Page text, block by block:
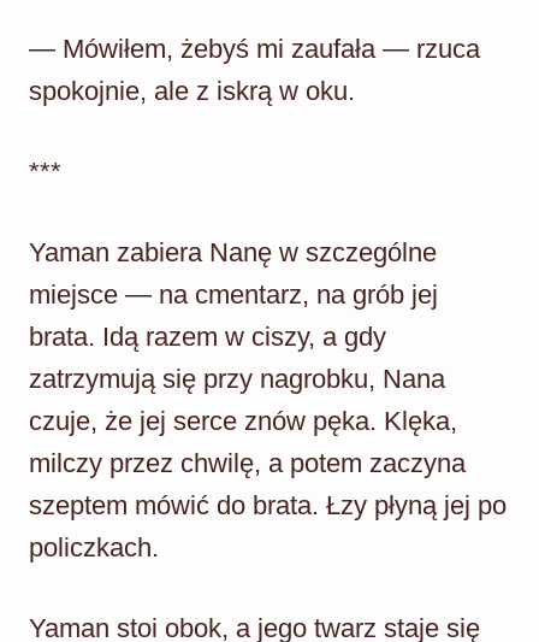
— Mówiłem, żebyś mi zaufała — rzuca
spokojnie, ale z iskrą w oku.
***
Yaman zabiera Nanę w szczególne
miejsce — na cmentarz, na grób jej
brata. Idą razem w ciszy, a gdy
zatrzymują się przy nagrobku, Nana
czuje, że jej serce znów pęka. Klęka,
milczy przez chwilę, a potem zaczyna
szeptem mówić do brata. Łzy płyną jej po
policzkach.
Yaman stoi obok, a jego twarz staje się